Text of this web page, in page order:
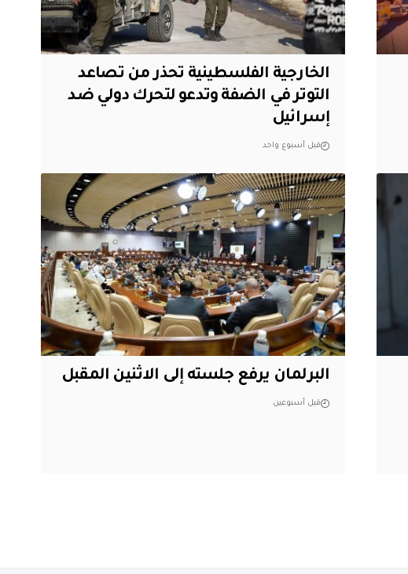
الخارجية الفلسطينية تحذر من تصاعد
التوتر في الضفة وتدعو لتحرك دولي ضد
إسرائيل
قبل أسبوع واحد
البرلمان يرفع جلسته إلى الاثنين المقبل
قبل أسبوعين